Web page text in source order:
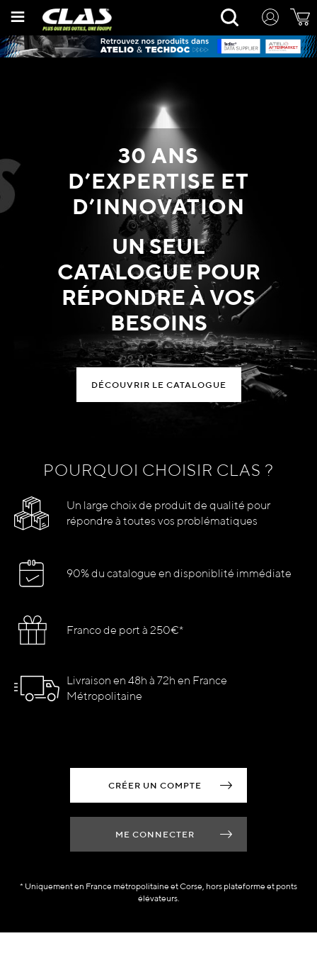
contenu
Rechercher
30 ANS
D’EXPERTISE ET
D’INNOVATION
UN SEUL
CATALOGUE POUR
RÉPONDRE À VOS
BESOINS
DÉCOUVRIR LE CATALOGUE
POURQUOI CHOISIR CLAS ?
Un large choix de produit de qualité pour
répondre à toutes vos problématiques
90% du catalogue en disponiblité immédiate
Franco de port à 250€*
Livraison en 48h à 72h en France
Métropolitaine
CRÉER UN COMPTE
ME CONNECTER
* Uniquement en France métropolitaine et Corse, hors plateforme et ponts
élévateurs.